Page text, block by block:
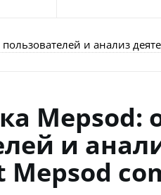
и анализ
Mepsod:
и
Mepsod